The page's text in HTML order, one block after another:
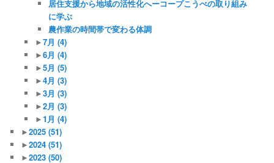
居住支援から地域の活性化へーコープこうべの取り組み
に学ぶ
農作業の時間帯で変わる体調
►7月 (4)
►6月 (4)
►5月 (5)
►4月 (3)
►3月 (3)
►2月 (3)
►1月 (4)
►2025(51)
►2024(51)
►2023(50)